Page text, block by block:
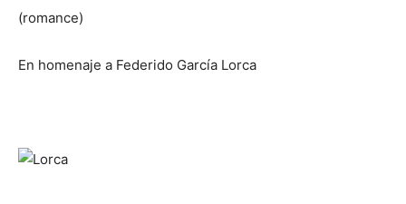
(romance)
En homenaje a Federido García Lorca